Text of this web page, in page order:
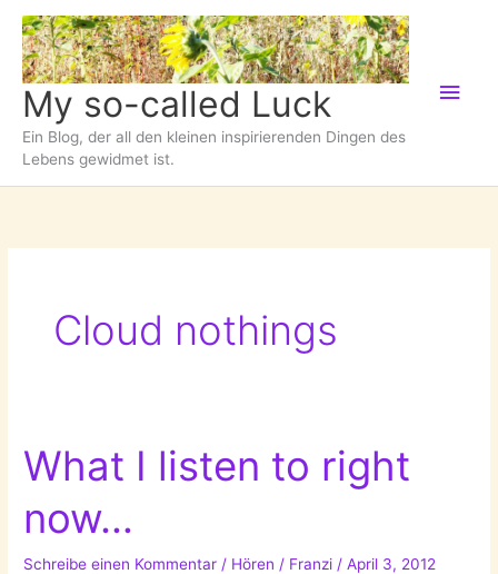
Zum
Inhalt
springen
My so-called Luck
Ein Blog, der all den kleinen inspirierenden Dingen des
Lebens gewidmet ist.
Cloud nothings
What I listen to right
now…
Schreibe einen Kommentar / Hören / Franzi /April 3, 2012